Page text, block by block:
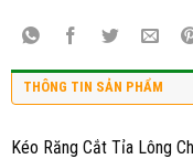
THÔNG TIN SẢN PHẨM
Kéo Răng Cắt Tỉa Lông